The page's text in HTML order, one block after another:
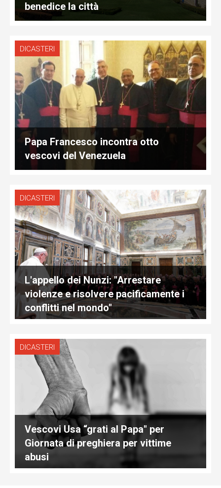
benedice la città
DICASTERI
Papa Francesco incontra otto
vescovi del Venezuela
DICASTERI
L'appello dei Nunzi: "Arrestare
violenze e risolvere pacificamente i
conflitti nel mondo"
DICASTERI
Vescovi Usa “grati al Papa" per
Giornata di preghiera per vittime
abusi